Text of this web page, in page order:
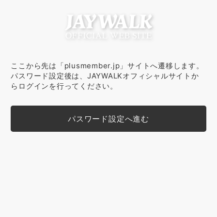
ここから先は「plusmember.jp」サイトへ遷移します。
パスワード設定後は、JAYWALKオフィシャルサイトか
らログインを行ってください。
パスワード設定へ進む